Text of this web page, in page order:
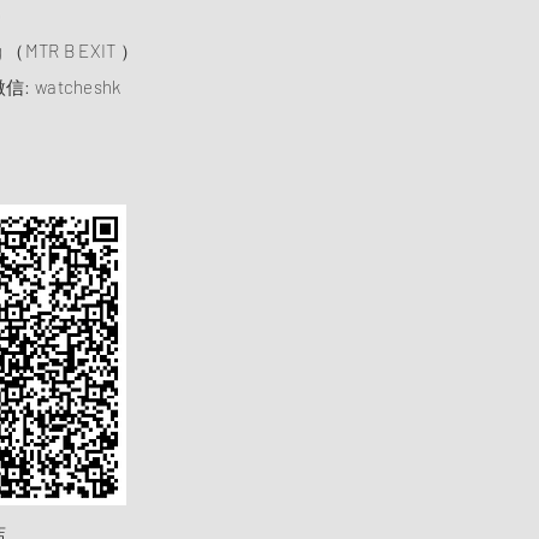
MTR B EXIT ）
信: watcheshk